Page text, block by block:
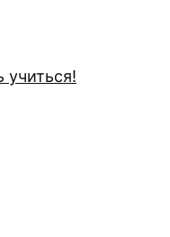
учиться!